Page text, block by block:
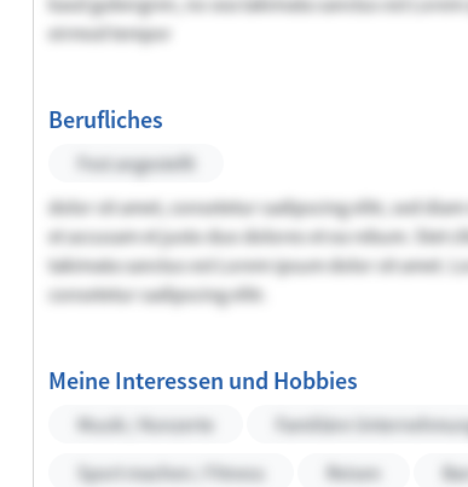
eirmod tempor
Berufliches
Fest angestellt
dolor sit amet, consetetur sadipscing elitr, sed
et accusam et justo duo dolores et ea rebum. Stet
takimata sanctus est Lorem ipsum dolor sit amet.
consetetur sadipscing elitr.
Meine Interessen und Hobbies
Musik / Konzerte
Familiäre
Sport machen / Fitness
Reisen